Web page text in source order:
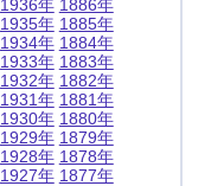
1936年
1935年
1934年
1933年
1932年
1931年
1930年
1929年
1928年
1927年
1886年
1885年
1884年
1883年
1882年
1881年
1880年
1879年
1878年
1877年